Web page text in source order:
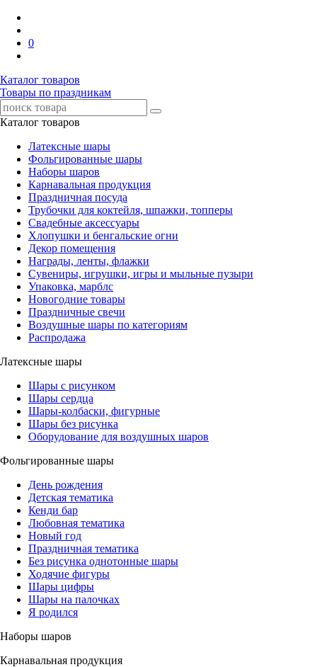
0
Каталог товаров
Товары по праздникам
Каталог товаров
Латексные шары
Фольгированные шары
Наборы шаров
Карнавальная продукция
Праздничная посуда
Трубочки для коктейля, шпажки, топперы
Свадебные аксессуары
Хлопушки и бенгальские огни
Декор помещения
Награды, ленты, флажки
Сувениры, игрушки, игры и мыльные пузыри
Упаковка, марблс
Новогодние товары
Праздничные свечи
Воздушные шары по категориям
Распродажа
Латексные шары
Шары с рисунком
Шары сердца
Шары-колбаски, фигурные
Шары без рисунка
Оборудование для воздушных шаров
Фольгированные шары
День рождения
Детская тематика
Кенди бар
Любовная тематика
Новый год
Праздничная тематика
Без рисунка однотонные шары
Ходячие фигуры
Шары цифры
Шары на палочках
Я родился
Наборы шаров
Карнавальная продукция